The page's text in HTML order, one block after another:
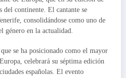
del continente. El cantante se
consolidándose como uno de
género en la actualidad.
se ha posicionado como el mayor
celebrará su séptima edición
españolas. El evento